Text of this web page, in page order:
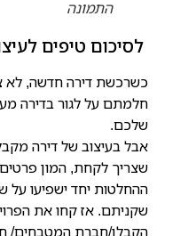
התמונה
לסיכום טיפים
כשרכשת דירה חדשה, לא
חלמתם על לגור בדירה
שלכם.
אבל בעיצוב של דירה
שצריך לקחת, המון
ההחלטות יחד ישפיעו על
שקניתם. אז קחו את
הקבלן/חברת המטבחים/